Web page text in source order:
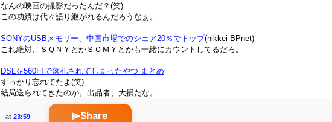
なんの映画の撮影だったんだ？(笑)
この功績は代々語り継がれるんだろうなぁ。
SONYのUSBメモリー、中国市場でのシェア20％でトップ(nikkei BPnet)
これ絶対、ＳＱＮＹとかＳＯＭＹとかも一緒にカウントしてるだろ。
DSLを560円で落札されてしまったやつ まとめ
すっかり忘れてたよ(笑)
結局送られてきたのか。出品者、大損だな。
at 23:59 ⌲Share